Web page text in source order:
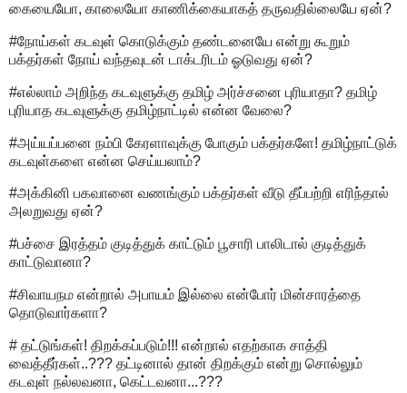
கையையோ, காலையோ காணிக்கையாகத் தருவதில்லையே ஏன்?
#நோய்கள் கடவுள் கொடுக்கும் தண்டனையே என்று கூறும்
பக்தர்கள் நோய் வந்தவுடன் டாக்டரிடம் ஓடுவது ஏன்?
#எல்லாம் அறிந்த கடவுளுக்கு தமிழ் அர்ச்சனை புரியாதா? தமிழ்
புரியாத கடவுளுக்கு தமிழ்நாட்டில் என்ன வேலை?
#அய்யப்பனை நம்பி கேரளாவுக்கு போகும் பக்தர்களே! தமிழ்நாட்டுக்
கடவுள்களை என்ன செய்யலாம்?
#அக்கினி பகவானை வணங்கும் பக்தர்கள் வீடு தீப்பற்றி எரிந்தால்
அலறுவது ஏன்?
#பச்சை இரத்தம் குடித்துக் காட்டும் பூசாரி பாலிடால் குடித்துக்
காட்டுவானா?
#சிவாயநம என்றால் அபாயம் இல்லை என்போர் மின்சாரத்தை
தொடுவார்களா?
# தட்டுங்கள்! திறக்கப்படும்!!! என்றால் எதற்காக சாத்தி
வைத்தீர்கள்..??? தட்டினால் தான் திறக்கும் என்று சொல்லும்
கடவுள் நல்லவனா, கெட்டவனா...???